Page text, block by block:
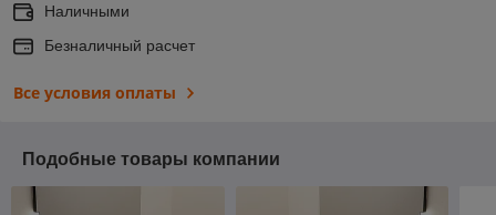
Наличными
Безналичный расчет
Все условия оплаты
Подобные товары компании